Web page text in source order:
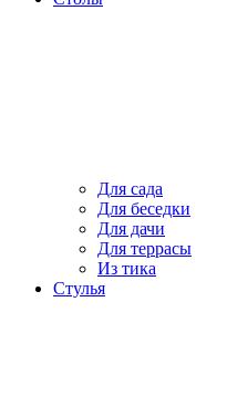
Для сада
Для беседки
Для дачи
Для террасы
Из тика
Стулья